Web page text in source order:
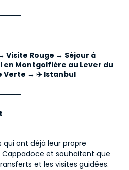
Visite Rouge → Séjour à
Montgolfière au Lever du
Verte → ✈️ Istanbul
qui ont déjà leur propre
et souhaitent que
et les visites guidées.